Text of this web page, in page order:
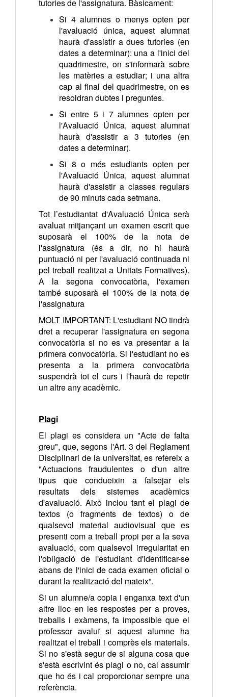
tutories de l'assignatura. Bàsicament:
Si 4 alumnes o menys opten per
l'avaluació única, aquest alumnat
haurà d'assistir a dues tutories (en
dates a determinar): una a l'inici del
quadrimestre, on s'informarà sobre
les matèries a estudiar; i una altra
cap al final del quadrimestre, on es
resoldran dubtes i preguntes.
Si entre 5 i 7 alumnes opten per
l'Avaluació Única, aquest alumnat
haurà d'assistir a 3 tutories (en
dates a determinar).
Si 8 o més estudiants opten per
l'Avaluació Única, aquest alumnat
haurà d'assistir a classes regulars
de 90 minuts cada setmana.
Tot l’estudiantat d'Avaluació Única serà
avaluat mitjançant un examen escrit que
suposarà el 100% de la nota de
l'assignatura (és a dir, no hi haurà
puntuació ni per l'avaluació continuada ni
pel treball realitzat a Unitats Formatives).
A la segona convocatòria, l'examen
també suposarà el 100% de la nota de
l'assignatura
MOLT IMPORTANT: L'estudiant NO tindrà
dret a recuperar l'assignatura en segona
convocatòria si no es va presentar a la
primera convocatòria. Si l'estudiant no es
presenta a la primera convocatòria
suspendrà tot el curs i l'haurà de repetir
un altre any acadèmic.
Plagi
El plagi es considera un "Acte de falta
greu", que, segons l'Art. 3 del Reglament
Disciplinari de la universitat, es refereix a
"Actuacions fraudulentes o d'un altre
tipus que condueixin a falsejar els
resultats dels sistemes acadèmics
d'avaluació. Això inclou tant el plagi de
textos (o fragments de textos) o de
qualsevol material audiovisual que es
presenti com a treball propi per a la seva
avaluació, com qualsevol irregularitat en
l'obligació de l'estudiant d'identificar-se
abans de l'inici de cada examen oficial o
durant la realització del mateix”.
Si un alumne/a copia i enganxa text d'un
altre lloc en les respostes per a proves,
treballs i exàmens, fa impossible que el
professor avaluï si aquest alumne ha
realitzat el treball i comprès els materials.
Si no s'està segur de si alguna cosa que
s'està escrivint és plagi o no, cal assumir
que ho és i cal proporcionar sempre una
referència.